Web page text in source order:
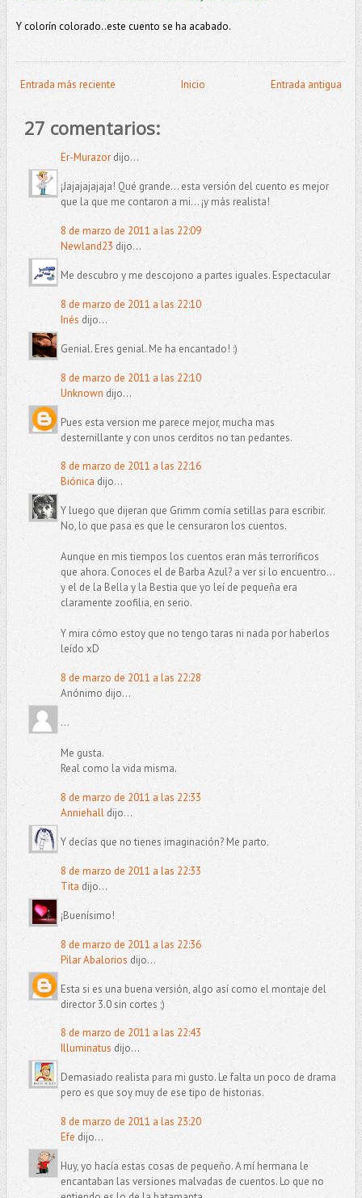
Y colorín colorado..este cuento se ha acabado.
Entrada más reciente Entrada antigua
Inicio
27 comentarios:
Er-Murazordijo...
¡Jajajajajaja! Qué grande... esta versión del cuento es mejor
que la que me contaron a mi... ¡y más realista!
8 de marzo de 2011 a las 22:09
Newland23 dijo...
Me descubro y me descojono a partes iguales. Espectacular
8 de marzo de 2011 a las 22:10
Inés dijo...
Genial. Eres genial. Me ha encantado! :)
8 de marzo de 2011 a las 22:10
Unknown dijo...
Pues esta version me parece mejor, mucha mas
desternillante y con unos cerditos no tan pedantes.
8 de marzo de 2011 a las 22:16
Biónica dijo...
Y luego que dijeran que Grimm comía setillas para escribir.
No, lo que pasa es que le censuraron los cuentos.
Aunque en mis tiempos los cuentos eran más terroríficos
que ahora. Conoces el de Barba Azul? a ver si lo encuentro...
y el de la Bella y la Bestia que yo leí de pequeña era
claramente zoofilia, en serio.
Y mira cómo estoy que no tengo taras ni nada por haberlos
leído xD
8 de marzo de 2011 a las 22:28
Anónimo dijo...
...
Me gusta.
Real como la vida misma.
8 de marzo de 2011 a las 22:33
Anniehalldijo...
Y decías que no tienes imaginación? Me parto.
8 de marzo de 2011 a las 22:33
Tita dijo...
¡Buenísimo!
8 de marzo de 2011 a las 22:36
Pilar Abalorios dijo...
Esta si es una buena versión, algo así como el montaje del
director 3.0 sin cortes ;)
8 de marzo de 2011 a las 22:43
Illuminatusdijo...
Demasiado realista para mi gusto. Le falta un poco de drama
pero es que soy muy de ese tipo de historias.
8 de marzo de 2011 a las 23:20
Efe dijo...
Huy, yo hacía estas cosas de pequeño. A mí hermana le
encantaban las versiones malvadas de cuentos. Lo que no